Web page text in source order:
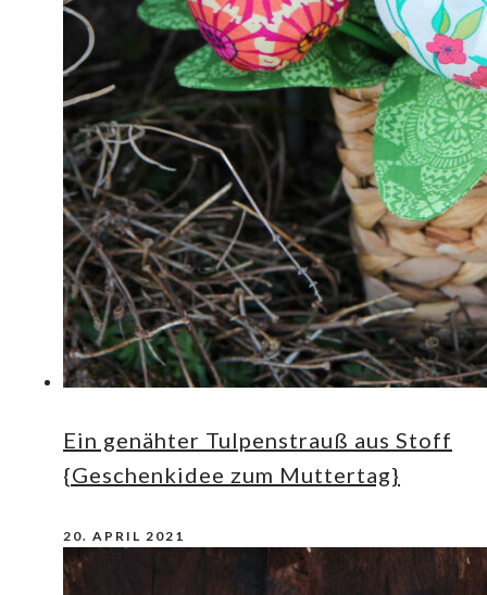
Ein genähter Tulpenstrauß aus Stoff
{Geschenkidee zum Muttertag}
20. APRIL 2021